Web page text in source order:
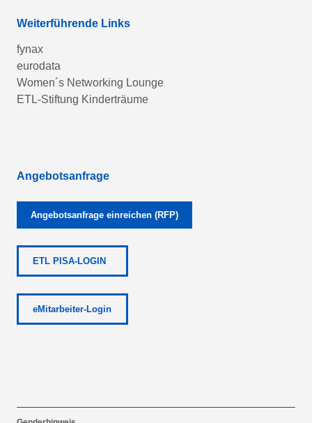
Weiterführende Links
fynax
eurodata
Women´s Networking Lounge
ETL-Stiftung Kinderträume
Angebotsanfrage
Angebotsanfrage einreichen (RFP)
ETL PISA-LOGIN
eMitarbeiter-Login